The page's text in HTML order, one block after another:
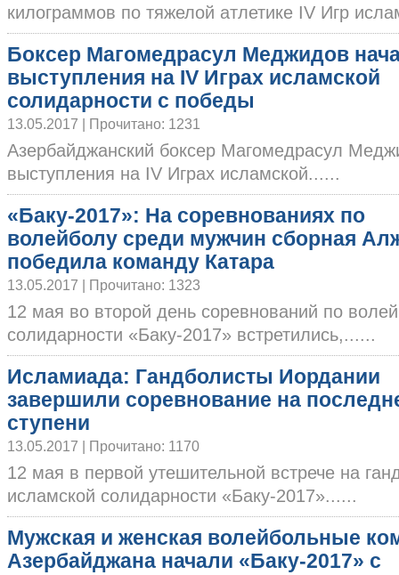
килограммов по тяжелой атлетике IV Игр
Боксер Магомедрасул Меджидов
выступления на IV Играх исламской
солидарности с победы
13.05.2017 | Прочитано: 1231
Азербайджанский боксер Магомедрасул
выступления на IV Играх исламской......
«Баку-2017»: На соревнованиях по
волейболу среди мужчин сборная
победила команду Катара
13.05.2017 | Прочитано: 1323
12 мая во второй день соревнований по
солидарности «Баку-2017» встретились,......
Исламиада: Гандболисты Иордании
завершили соревнование на
ступени
13.05.2017 | Прочитано: 1170
12 мая в первой утешительной встрече на
исламской солидарности «Баку-2017»......
Мужская и женская волейбольные
Азербайджана начали «Баку-2017» с